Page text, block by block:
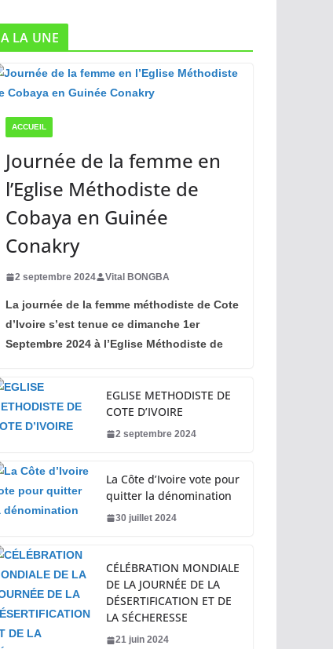
A LA UNE
ACCUEIL
Journée de la femme en
l’Eglise Méthodiste de
Cobaya en Guinée
Conakry
2 septembre 2024 Vital BONGBA
La journée de la femme méthodiste de Cote
d’Ivoire s’est tenue ce dimanche 1er
Septembre 2024 à l’Eglise Méthodiste de
EGLISE METHODISTE DE
COTE D’IVOIRE
2 septembre 2024
La Côte d’Ivoire vote pour
quitter la dénomination
30 juillet 2024
CÉLÉBRATION MONDIALE
DE LA JOURNÉE DE LA
DÉSERTIFICATION ET DE
LA SÉCHERESSE
21 juin 2024